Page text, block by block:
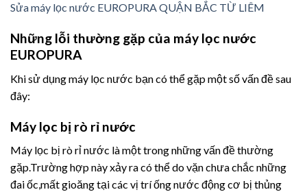
Sửa máy lọc nước EUROPURA QUẬN BẮC TỪ LIÊM
Những lỗi thường gặp của máy lọc nước
EUROPURA
Khi sử dụng máy lọc nước bạn có thể gặp một số vấn đề sau
đây:
Máy lọc bị rò rỉ nước
Máy lọc bị rò rỉ nước là một trong những vấn đề thường
gặp.Trường hợp này xảy ra có thể do vặn chưa chắc những
đai ốc,mất gioăng tại các vị trí ống nước động cơ bị thủng